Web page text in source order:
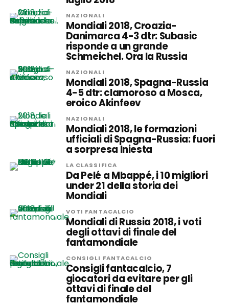
NAZIONALI
Mondiali 2018, Croazia-
Danimarca 4-3 dtr: Subasic
risponde a un grande
Schmeichel. Ora la Russia
NAZIONALI
Mondiali 2018, Spagna-Russia
4-5 dtr: clamoroso a Mosca,
eroico Akinfeev
NAZIONALI
Mondiali 2018, le formazioni
ufficiali di Spagna-Russia: fuori
a sorpresa Iniesta
LA CLASSIFICA
Da Pelé a Mbappé, i 10 migliori
under 21 della storia dei
Mondiali
VOTI FANTACALCIO
Mondiali di Russia 2018, i voti
degli ottavi di finale del
fantamondiale
CONSIGLI FANTACALCIO
Consigli fantacalcio, 7
giocatori da evitare per gli
ottavi di finale del
fantamondiale